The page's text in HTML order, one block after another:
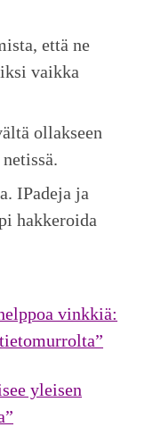
että ne
vaikka
ollakseen
IPadeja ja
hakkeroida
vinkkiä:
yleisen